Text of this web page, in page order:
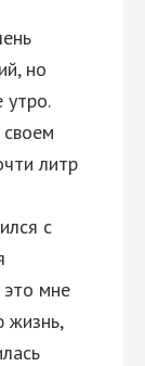
но
утро.
литр
с
мне
жизнь,